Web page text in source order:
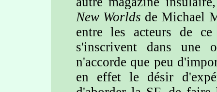
New Worlds de Michael
entre les acteurs de
s'inscrivent dans une
n'accorde que peu
en effet le désir